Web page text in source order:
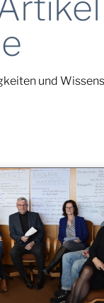
und